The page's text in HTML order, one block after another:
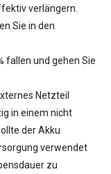
verlängern.
Sie in den
fallen und gehen Sie
Netzteil
in einem nicht
der Akku
verwendet
zu